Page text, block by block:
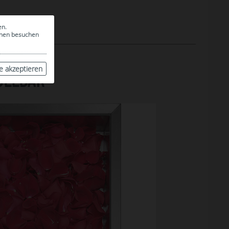
besuchen
akzeptieren